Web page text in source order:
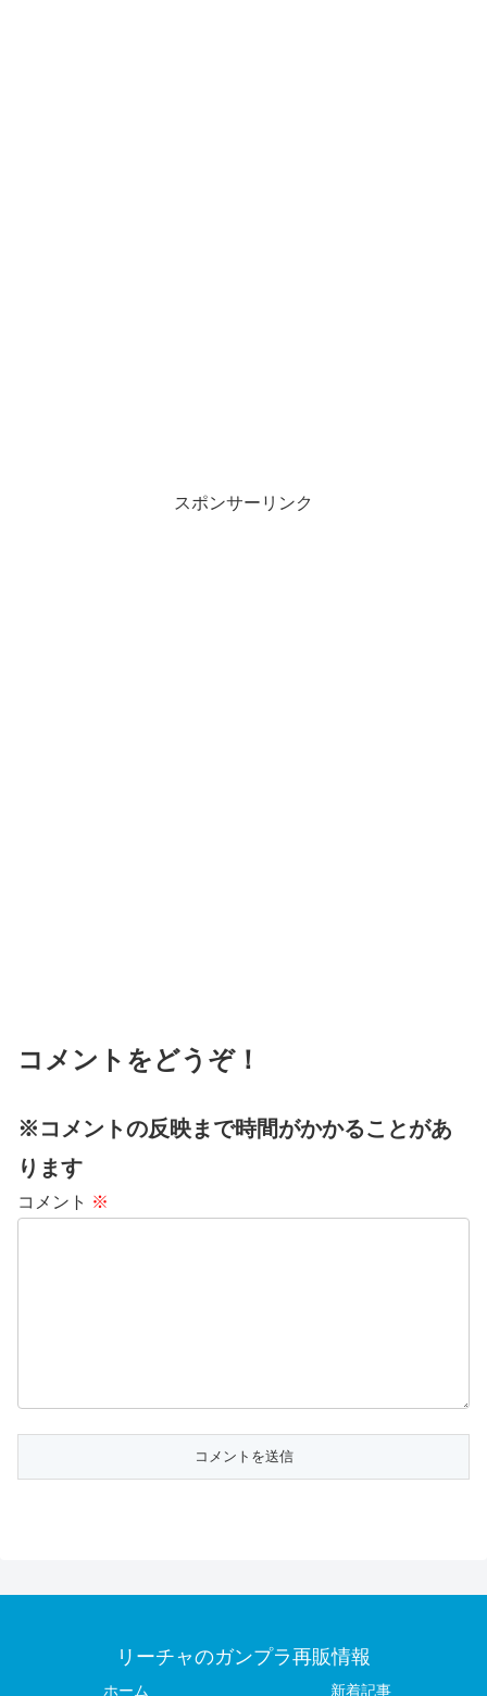
スポンサーリンク
コメントをどうぞ！
※コメントの反映まで時間がかかることがあ
ります
コメント ※
リーチャのガンプラ再販情報
ホーム 新着記事